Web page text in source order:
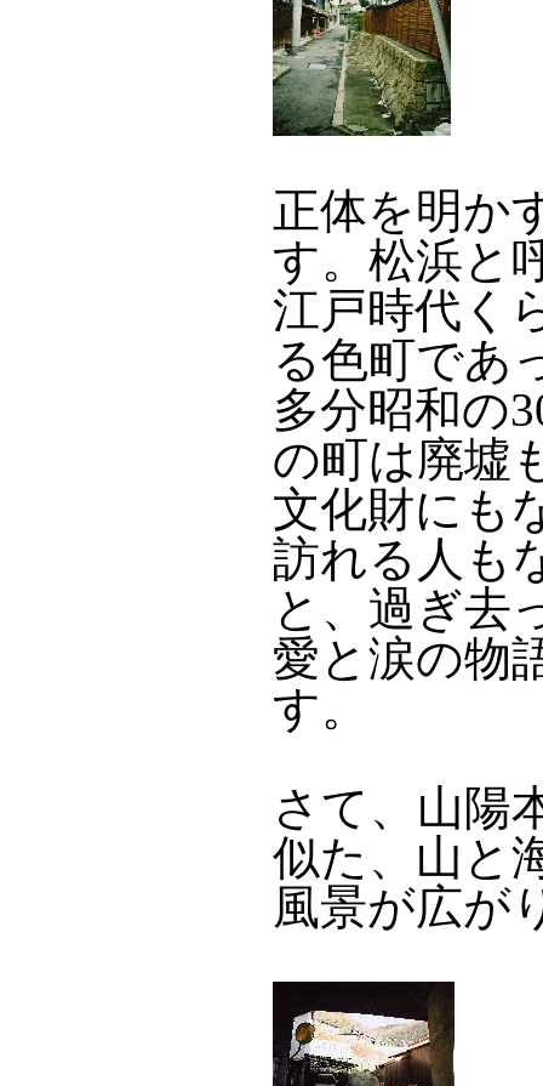
正体を明か
す。松浜と
江戸時代く
る色町であ
多分昭和の
の町は廃墟
文化財にも
訪れる人も
と、過ぎ去
愛と涙の物
す。
さて、山陽
似た、山と
風景が広が